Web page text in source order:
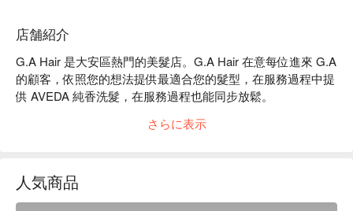
店舗紹介
G.A Hair 是大安區熱門的美髮店。G.A Hair 在意每位進來 G.A
的顧客，依照您的想法提供最適合您的髮型，在服務過程中提
供 AVEDA 純香洗髮，在服務過程也能同步放鬆。
G.A Hair 服務：提供洗護、剪髮、燙髮、染髮等服務。
擇。
G.A Hair 預約、G.A Hair 價格立刻查看 ⬇︎
さらに表示
人気商品